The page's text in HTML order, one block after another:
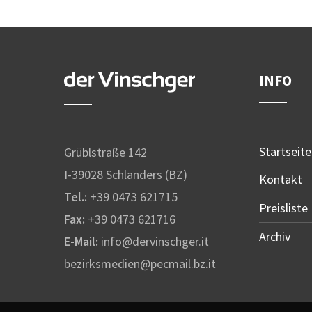
Grüblstraße 142
I-39028 Schlanders (BZ)
Tel.: +39 0473 621715
Fax: +39 0473 621716
E-Mail: info@dervinschger.it
bezirksmedien@pecmail.bz.it
INFO
Startseite
Kontakt
Preisliste
Archiv